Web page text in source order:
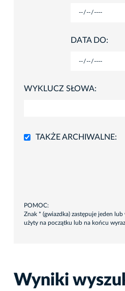
DATA DO:
WYKLUCZ SŁOWA:
TAKŻE ARCHIWALNE:
POMOC:
Znak * (gwiazdka) zastępuje jeden
użyty na początku lub na końcu
Wyniki